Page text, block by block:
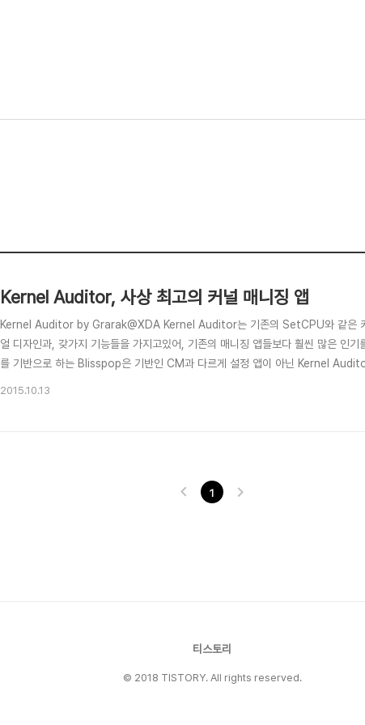
Kernel Auditor, 사상 최고의 커널 매니징 앱
Kernel Auditor by Grarak@XDA Kernel Auditor는 기존의 SetCPU와 같은 커
얼 디자인과, 갖가지 기능들을 가지고있어, 기존의 매니징 앱들보다 훨씬 많은 인
를 기반으로 하는 Blisspop은 기반인 CM과 다르게 설정 앱이 아닌 Kernel
2015.10.13
1
티스토리
© 2018 TISTORY. All rights reserved.